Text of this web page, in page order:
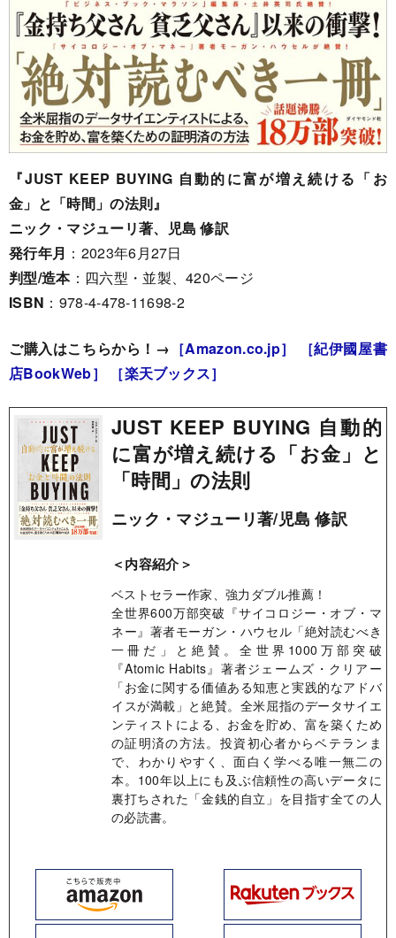
『JUST KEEP BUYING 自動的に富が増え続ける「お
金」と「時間」の法則』
ニック・マジューリ著、児島 修訳
発行年月 ：2023年6月27日
判型/造本：四六型・並製、420ページ
ISBN ：978-4-478-11698-2
ご購入はこちらから！→ ［Amazon.co.jp］
［紀伊國屋書
店BookWeb］
［楽天ブックス］
JUST KEEP BUYING 自動的
に富が増え続ける「お金」と
「時間」の法則
ニック・マジューリ著/児島 修訳
＜内容紹介＞
ベストセラー作家、強力ダブル推薦！
全世界600万部突破『サイコロジー・オブ・マ
ネー』著者モーガン・ハウセル「絶対読むべき
一冊だ」と絶賛。全世界1000万部突破
『Atomic Habits』著者ジェームズ・クリアー
「お金に関する価値ある知恵と実践的なアドバ
イスが満載」と絶賛。全米屈指のデータサイエ
ンティストによる、お金を貯め、富を築くため
の証明済の方法。投資初心者からベテランま
で、わかりやすく、面白く学べる唯一無二の
本。100年以上にも及ぶ信頼性の高いデータに
裏打ちされた「金銭的自立」を目指す全ての人
の必読書。